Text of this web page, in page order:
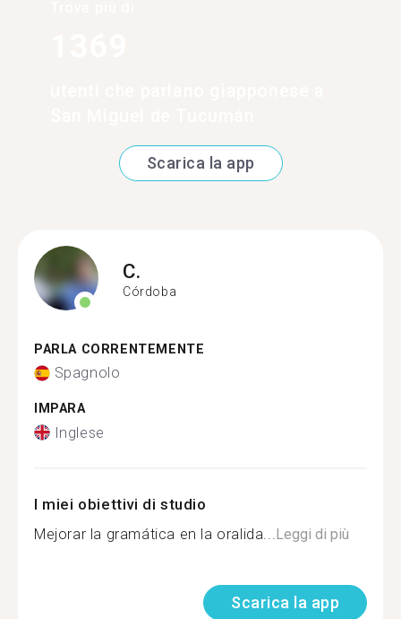
Scarica la app
C.
Córdoba
PARLA CORRENTEMENTE
Spagnolo
IMPARA
Inglese
I miei obiettivi di studio
Mejorar la gramática en la oralida... Leggi di più
Scarica la app